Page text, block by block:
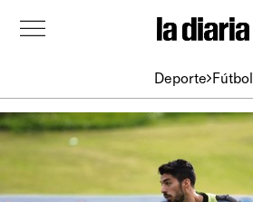
Deporte Fútbol